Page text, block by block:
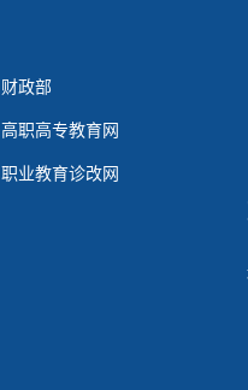
财政部
高职高专教育网
职业教育诊改网